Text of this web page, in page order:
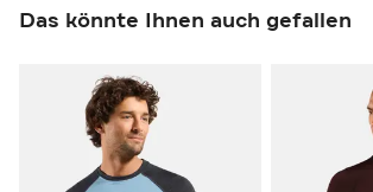
Das könnte Ihnen auch gefallen